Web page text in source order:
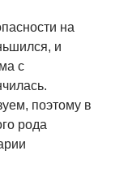
на
и
с
поэтому в
рода